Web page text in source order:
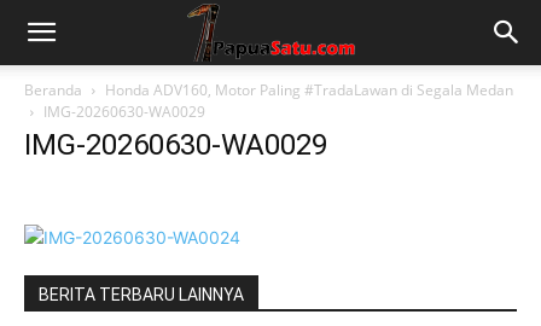
Beranda
Honda ADV160, Motor Paling #TradaLawan di Segala Medan
IMG-20260630-WA0029
IMG-20260630-WA0029
BERITA TERBARU LAINNYA